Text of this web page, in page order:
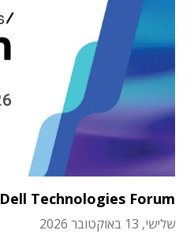
Dell Technologies Forum
שלישי, 13 באוקטובר 2026